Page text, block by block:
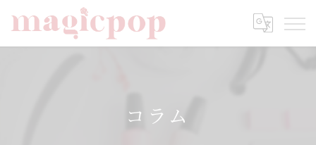
コラム